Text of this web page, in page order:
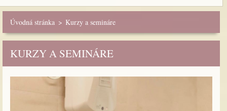
Úvodná stránka > Kurzy a semináre
KURZY A SEMINÁRE